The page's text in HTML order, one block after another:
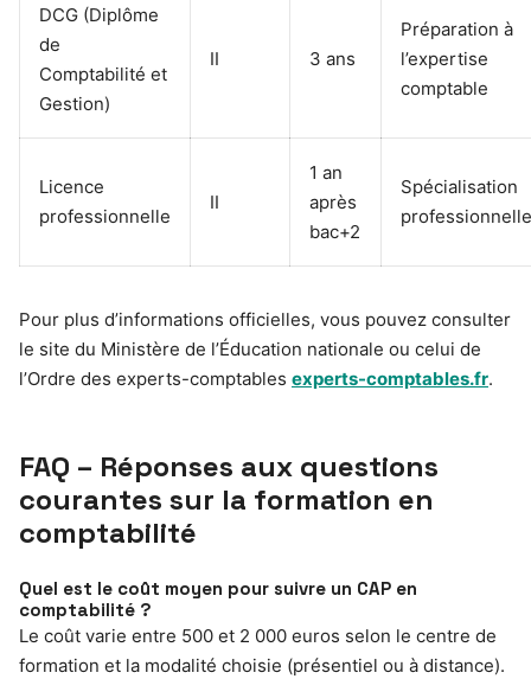
DCG (Diplôme
de
Comptabilité et
Gestion)
II 3 ans
Préparation à
l’expertise
comptable
Licence
professionnelle
II
1 an
après
bac+2
Spécialisation
professionnelle
Pour plus d’informations officielles, vous pouvez consulter
le site du Ministère de l’Éducation nationale ou celui de
l’Ordre des experts-comptables experts-comptables.fr.
FAQ – Réponses aux questions
courantes sur la formation en
comptabilité
Quel est le coût moyen pour suivre un CAP en
comptabilité ?
Le coût varie entre 500 et 2 000 euros selon le centre de
formation et la modalité choisie (présentiel ou à distance).